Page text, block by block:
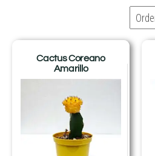
Cactus Coreano
Amarillo